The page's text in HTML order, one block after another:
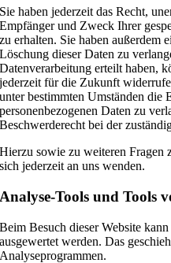
Sie haben jederzeit das Recht,
Empfänger und Zweck Ihrer
zu erhalten. Sie haben außerdem
Löschung dieser Daten zu
Datenverarbeitung erteilt haben,
jederzeit für die Zukunft
unter bestimmten Umständen die
personenbezogenen Daten zu
Beschwerderecht bei der
Hierzu sowie zu weiteren Fragen
sich jederzeit an uns wenden.
Analyse-Tools und Tools
Beim Besuch dieser Website
ausgewertet werden. Das
Analyseprogrammen.